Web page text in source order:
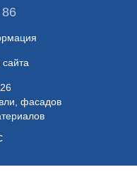
фасадов